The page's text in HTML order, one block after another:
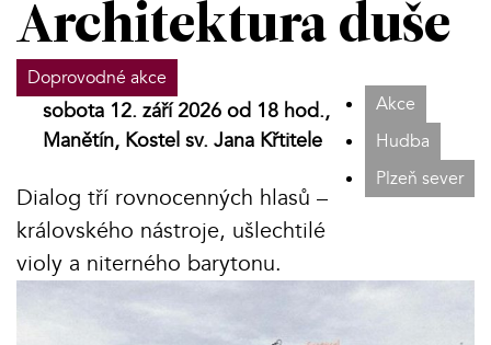
Architektura duše
Doprovodné akce
Akce
Hudba
Plzeň sever
sobota 12. září 2026 od 18 hod.,
Manětín, Kostel sv. Jana Křtitele
Dialog tří rovnocenných hlasů –
královského nástroje, ušlechtilé
violy a niterného barytonu.